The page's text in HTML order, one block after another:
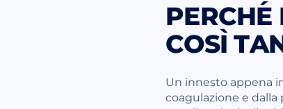
PERCHÉ
COSÌ
Un innesto appena
coagulazione e dalla